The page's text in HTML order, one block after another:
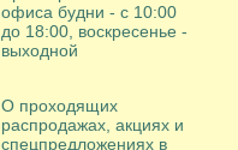
офиса будни - с 10:00
до 18:00, воскресенье -
выходной
О проходящих
распродажах, акциях и
спецпредложениях в